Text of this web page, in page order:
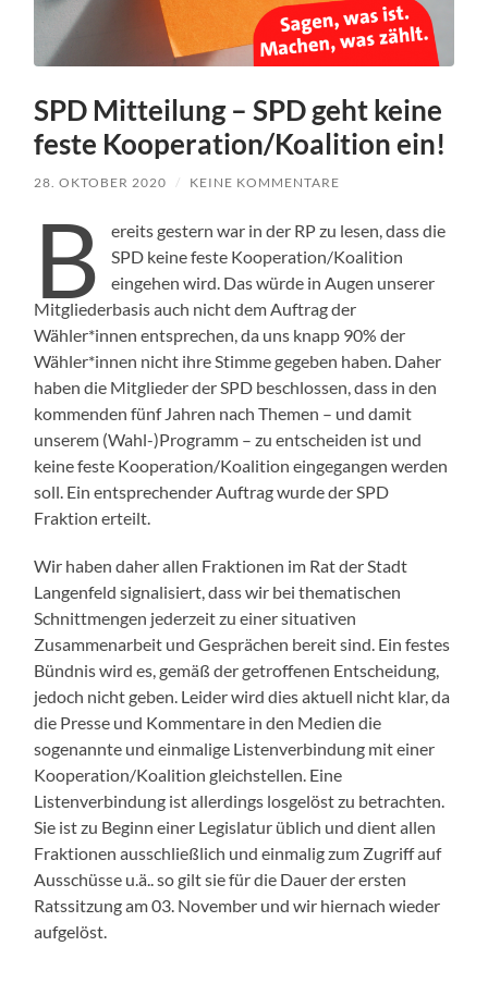
SPD Mitteilung – SPD geht keine
feste Kooperation/Koalition ein!
28. OKTOBER 2020 / KEINE KOMMENTARE
B
ereits gestern war in der RP zu lesen, dass die
SPD keine feste Kooperation/Koalition
eingehen wird. Das würde in Augen unserer
Mitgliederbasis auch nicht dem Auftrag der
Wähler*innen entsprechen, da uns knapp 90% der
Wähler*innen nicht ihre Stimme gegeben haben. Daher
haben die Mitglieder der SPD beschlossen, dass in den
kommenden fünf Jahren nach Themen – und damit
unserem (Wahl-)Programm – zu entscheiden ist und
keine feste Kooperation/Koalition eingegangen werden
soll. Ein entsprechender Auftrag wurde der SPD
Fraktion erteilt.
Wir haben daher allen Fraktionen im Rat der Stadt
Langenfeld signalisiert, dass wir bei thematischen
Schnittmengen jederzeit zu einer situativen
Zusammenarbeit und Gesprächen bereit sind. Ein festes
Bündnis wird es, gemäß der getroffenen Entscheidung,
jedoch nicht geben. Leider wird dies aktuell nicht klar, da
die Presse und Kommentare in den Medien die
sogenannte und einmalige Listenverbindung mit einer
Kooperation/Koalition gleichstellen. Eine
Listenverbindung ist allerdings losgelöst zu betrachten.
Sie ist zu Beginn einer Legislatur üblich und dient allen
Fraktionen ausschließlich und einmalig zum Zugriff auf
Ausschüsse u.ä.. so gilt sie für die Dauer der ersten
Ratssitzung am 03. November und wir hiernach wieder
aufgelöst.